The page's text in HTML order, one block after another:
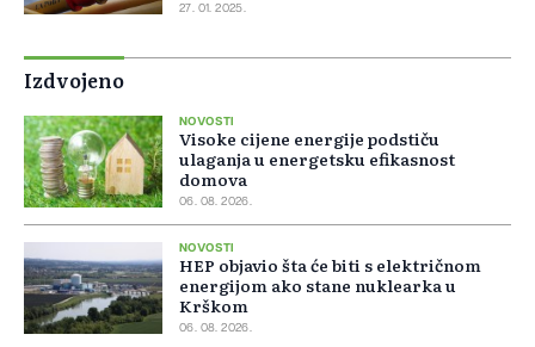
27. 01. 2025.
Izdvojeno
NOVOSTI
Visoke cijene energije podstiču
ulaganja u energetsku efikasnost
domova
06. 08. 2026.
NOVOSTI
HEP objavio šta će biti s električnom
energijom ako stane nuklearka u
Krškom
06. 08. 2026.